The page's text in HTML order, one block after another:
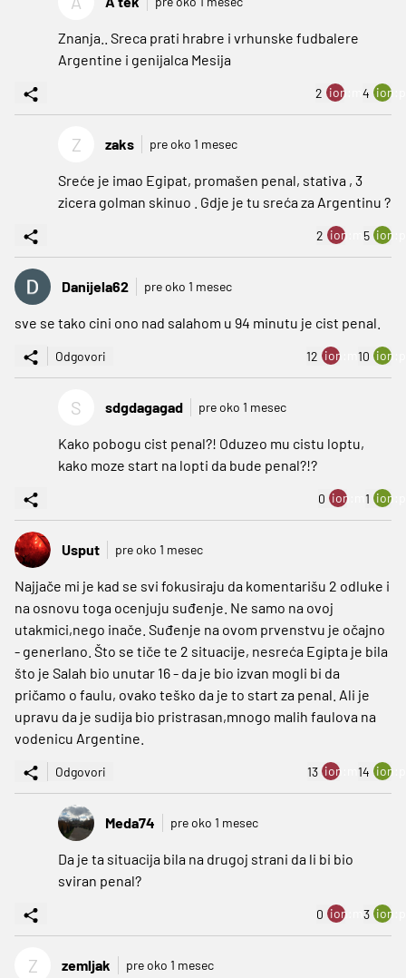
Znanja.. Sreca prati hrabre i vrhunske fudbalere
Argentine i genijalca Mesija
2 ion:minus
4
Z zaks pre oko 1 mesec
Sreće je imao Egipat, promašen penal, stativa , 3
zicera golman skinuo . Gdje je tu sreća za Argentinu ?
2 ion:minus
5
Danijela62 pre oko 1 mesec
sve se tako cini ono nad salahom u 94 minutu je cist penal.
Odgovori 12 ion:minus
10
S sdgdagagad pre oko 1 mesec
Kako pobogu cist penal?! Oduzeo mu cistu loptu,
kako moze start na lopti da bude penal?!?
0 ion:minus
1
Usput pre oko 1 mesec
Najjače mi je kad se svi fokusiraju da komentarišu 2 odluke i
na osnovu toga ocenjuju suđenje. Ne samo na ovoj
utakmici,nego inače. Suđenje na ovom prvenstvu je očajno
- generlano. Što se tiče te 2 situacije, nesreća Egipta je bila
što je Salah bio unutar 16 - da je bio izvan mogli bi da
pričamo o faulu, ovako teško da je to start za penal. Ali je
upravu da je sudija bio pristrasan,mnogo malih faulova na
vodenicu Argentine.
Odgovori 13 ion:minus
14
Meda74 pre oko 1 mesec
Da je ta situacija bila na drugoj strani da li bi bio
sviran penal?
0 ion:minus
3
Z zemljak pre oko 1 mesec